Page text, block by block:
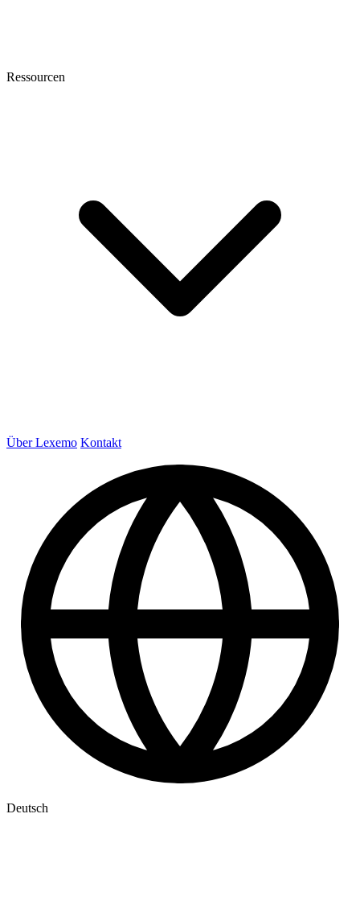
Ressourcen
Über Lexemo Kontakt
Deutsch